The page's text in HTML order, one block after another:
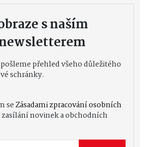
s naším
přehled všeho důležitého
schránky.
seZásadami zpracování osobních
novinek a obchodních